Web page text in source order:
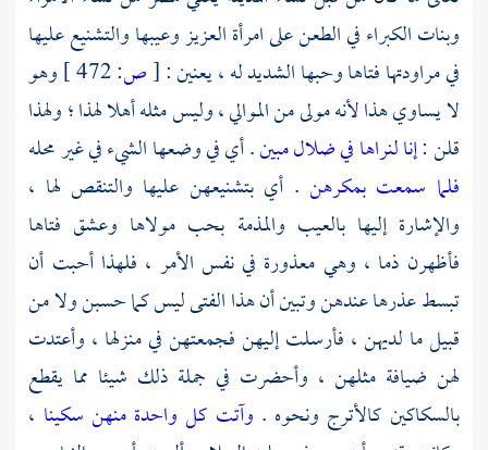
وبنات الكبراء في الطعن علىامرأة العزيزوعيبها والتشنيع عليها
في مراودتها فتاها وحبها الشديد له ، يعنين :[ص:
وهو
لا يساوي هذا لأنه مولى من الموالي ، وليس مثله أهلا لهذا ؛ ولهذا
قلن :إنا لنراها في ضلال مبين. أي في وضعها الشيء في غير محله
فلما سمعت بمكرهن . أي بتشنيعهن عليها والتنقص لها ،
والإشارة إليها بالعيب والمذمة بحب مولاها وعشق فتاها
فأظهرن ذما ، وهي معذورة في نفس الأمر ، فلهذا أحبت أن
تبسط عذرها عندهن وتبين أن هذا الفتى ليس كما حسبن ولا من
قبيل ما لديهن ، فأرسلت إليهن فجمعتهن في منزلها ، وأعتدت
لهن ضيافة مثلهن ، وأحضرت في جملة ذلك شيئا مما يقطع
بالسكاكين كالأترج ونحوه . وآتت كل واحدة منهن سكينا ،